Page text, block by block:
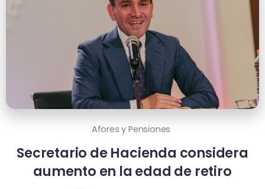
Afores y Pensiones
Secretario de Hacienda considera
aumento en la edad de retiro